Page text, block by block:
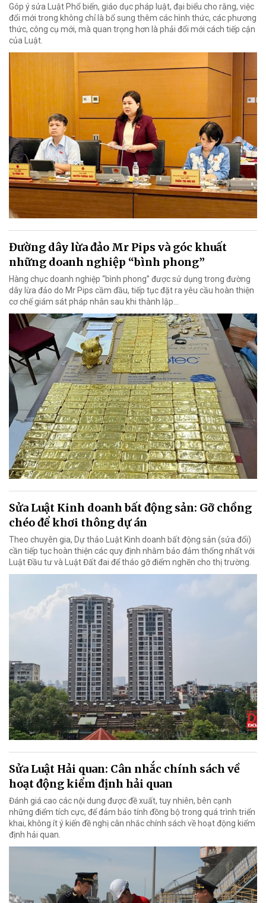
Góp ý sửa Luật Phổ biến, giáo dục pháp luật, đại biểu cho rằng, việc
đổi mới trong không chỉ là bổ sung thêm các hình thức, các phương
thức, công cụ mới, mà quan trọng hơn là phải đổi mới cách tiếp cận
của Luật.
Đường dây lừa đảo Mr Pips và góc khuất
những doanh nghiệp “bình phong”
Hàng chục doanh nghiệp “bình phong” được sử dụng trong đường
dây lừa đảo do Mr Pips cầm đầu, tiếp tục đặt ra yêu cầu hoàn thiện
cơ chế giám sát pháp nhân sau khi thành lập…
Sửa Luật Kinh doanh bất động sản: Gỡ chồng
chéo để khơi thông dự án
Theo chuyên gia, Dự thảo Luật Kinh doanh bất động sản (sửa đổi)
cần tiếp tục hoàn thiện các quy định nhằm bảo đảm thống nhất với
Luật Đầu tư và Luật Đất đai để tháo gỡ điểm nghẽn cho thị trường.
Sửa Luật Hải quan: Cân nhắc chính sách về
hoạt động kiểm định hải quan
Đánh giá cao các nội dung được đề xuất, tuy nhiên, bên cạnh
những điểm tích cực, để đảm bảo tính đồng bộ trong quá trình triển
khai, không ít ý kiến đề nghị cân nhắc chính sách về hoạt động kiểm
định hải quan.